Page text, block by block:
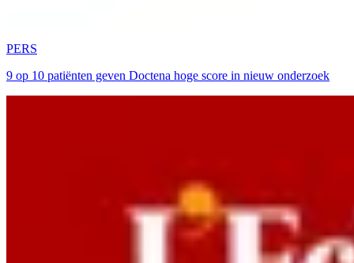
PERS
9 op 10 patiënten geven Doctena hoge score in nieuw onderzoek